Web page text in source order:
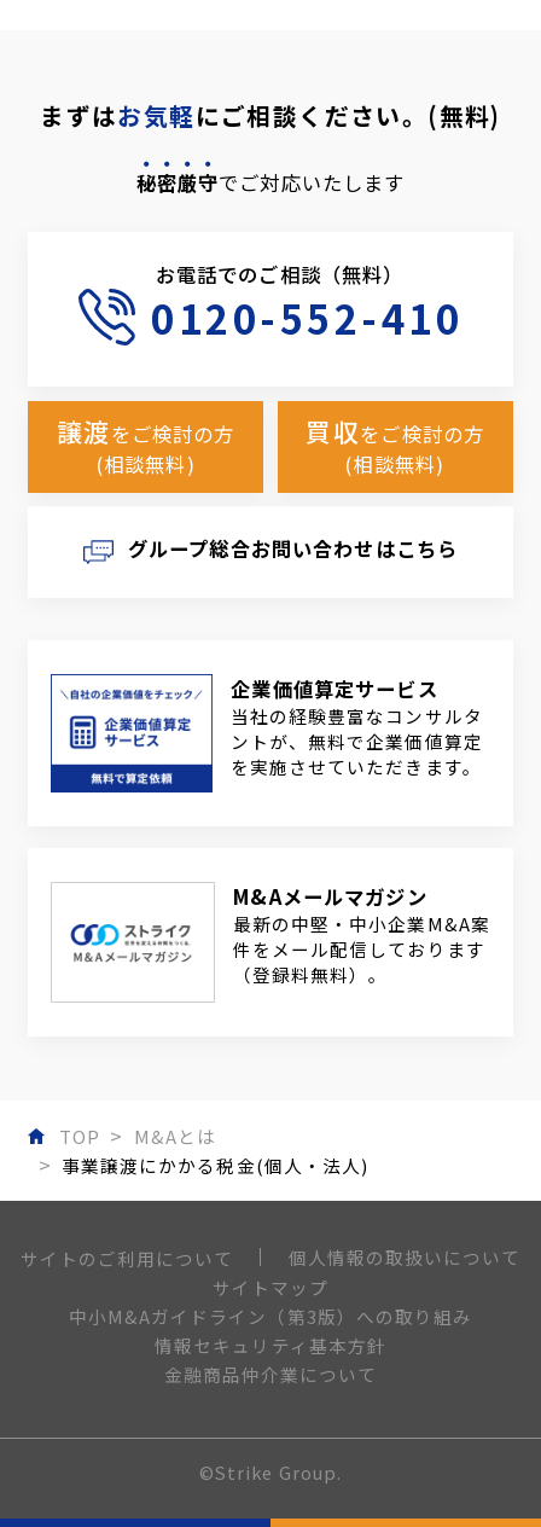
まずはお気軽にご相談ください。(無料)
秘密厳守でご対応いたします
お電話でのご相談（無料）
0120-552-410
譲渡をご検討の方
(相談無料)
買収をご検討の方
(相談無料)
グループ総合お問い合わせはこちら
企業価値算定サービス
当社の経験豊富なコンサルタ
ントが、無料で企業価値算定
を実施させていただきます。
M&Aメールマガジン
最新の中堅・中小企業M&A案
件をメール配信しております
（登録料無料）。
TOP
M&Aとは
事業譲渡にかかる税金(個人・法人)
サイトのご利用について
個人情報の取扱いについて
サイトマップ
中小M&Aガイドライン（第3版）への取り組み
情報セキュリティ基本方針
金融商品仲介業について
©Strike Group.